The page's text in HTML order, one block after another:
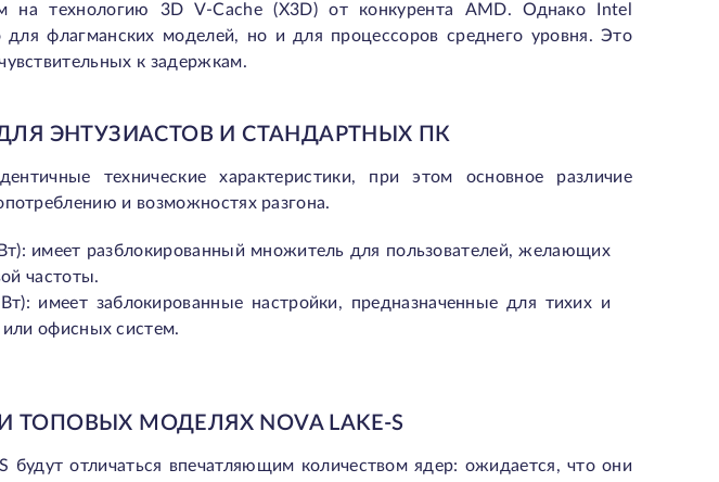
на технологию 3D V-Cache (X3D) от конкурента AMD. Однако Intel
флагманских моделей, но и для процессоров среднего уровня. Это
к задержкам.
ДЛЯ ЭНТУЗИАСТОВ И СТАНДАРТНЫХ ПК
технические характеристики, при этом основное различие
и возможностях разгона.
имеет разблокированный множитель для пользователей, желающих
частоты.
имеет заблокированные настройки, предназначенные для тихих и
офисных систем.
МОДЕЛЯХ NOVA LAKE-S
будут отличаться впечатляющим количеством ядер: ожидается, что они